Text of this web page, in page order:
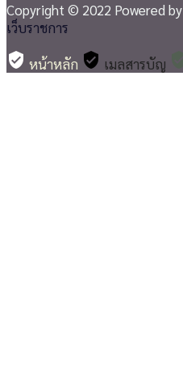
Copyright © 2022 Powered by
เว็บราชการ
verified_user หน้าหลัก verified_user เมลสารบัญ